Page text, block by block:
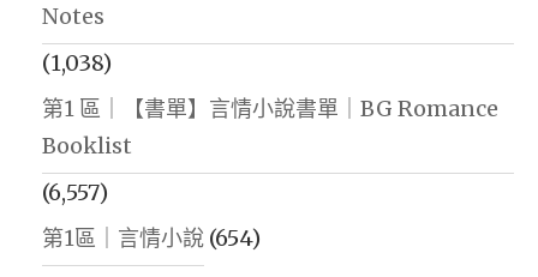
Notes
(1,038)
第1 區｜【書單】言情小說書單｜BG Romance
Booklist
(6,557)
第1區｜言情小說 (654)